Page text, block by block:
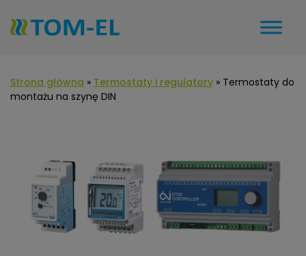
Strona główna » Termostaty i regulatory » Termostaty do
montażu na szynę DIN